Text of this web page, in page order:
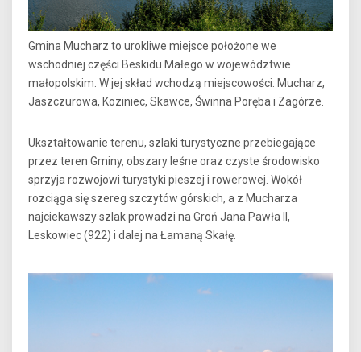
Gmina Mucharz to urokliwe miejsce położone we
wschodniej części Beskidu Małego w województwie
małopolskim. W jej skład wchodzą miejscowości: Mucharz,
Jaszczurowa, Koziniec, Skawce, Świnna Poręba i Zagórze.
Ukształtowanie terenu, szlaki turystyczne przebiegające
przez teren Gminy, obszary leśne oraz czyste środowisko
sprzyja rozwojowi turystyki pieszej i rowerowej. Wokół
rozciąga się szereg szczytów górskich, a z Mucharza
najciekawszy szlak prowadzi na Groń Jana Pawła II,
Leskowiec (922) i dalej na Łamaną Skałę.